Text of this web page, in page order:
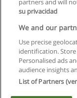
Copyright ©
partners and will
su privacidad
We and our
Use precise
identification.
Personalised ads
audience insights
List of Partners